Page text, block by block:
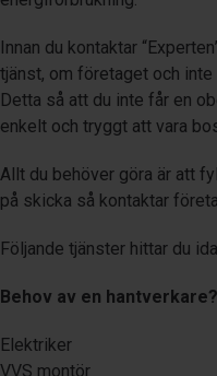
Innan du kontaktar
tjänst, om företaget och
Detta så att du inte får en
enkelt och tryggt att vara
Allt du behöver göra är att
på skicka så kontaktar
Följande tjänster hittar du
Behov av en
Elektriker
VVS montör